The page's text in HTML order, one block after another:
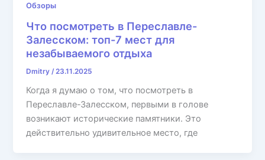
Обзоры
Что посмотреть в Переславле-
Залесском: топ-7 мест для
незабываемого отдыха
Dmitry /23.11.2025
Когда я думаю о том, что посмотреть в
Переславле-Залесском, первыми в голове
возникают исторические памятники. Это
действительно удивительное место, где